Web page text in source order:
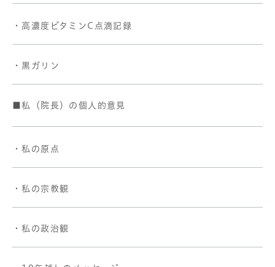
・高濃度ビタミンC点滴記録
・黒ガリン
■私（院長）の個人的意見
・私の原点
・私の宗教観
・私の政治観